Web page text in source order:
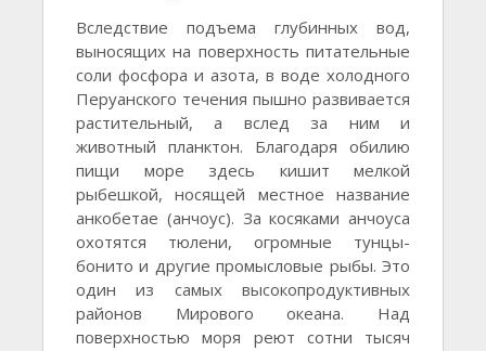
Вследствие подъема глубинных вод,
выносящих на поверхность питательные
соли фосфора и азота, в воде холодного
Перуанского течения пышно развивается
растительный, а вслед за ним и
животный планктон. Благодаря обилию
пищи море здесь кишит мелкой
рыбешкой, носящей местное название
анкобетае (анчоус). За косяками анчоуса
охотятся тюлени, огромные тунцы-
бонито и другие промысловые рыбы. Это
один из самых высокопродуктивных
районов Мирового океана. Над
поверхностью моря реют сотни тысяч